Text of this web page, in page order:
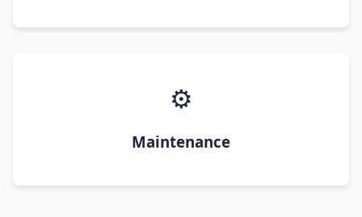
⚙️
Maintenance